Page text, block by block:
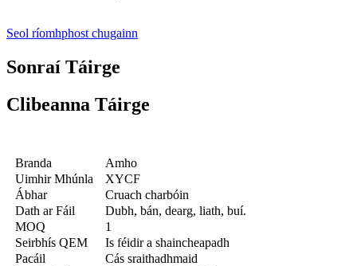
Seol ríomhphost chugainn
Sonraí Táirge
Clibeanna Táirge
Branda
Amho
Uimhir Mhúnla
XYCF
Ábhar
Cruach charbóin
Dath ar Fáil
Dubh, bán, dearg, liath, buí.
MOQ
1
Seirbhís QEM
Is féidir a shaincheapadh
Pacáil
Cás sraithadhmaid